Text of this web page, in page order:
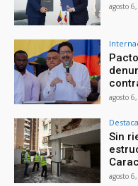
agosto
agosto
Sin
agosto